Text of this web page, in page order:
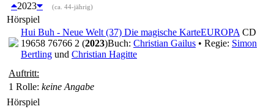
2023
(ca. 44-jährig)
Hörspiel
Hui Buh - Neue Welt (37) Die magische KarteEUROPA CD
19658 76766 2 (2023)Buch: Christian Gailus • Regie: Simon
Bertling und Christian Hagitte
Auftritt:
1 Rolle: keine Angabe
Hörspiel